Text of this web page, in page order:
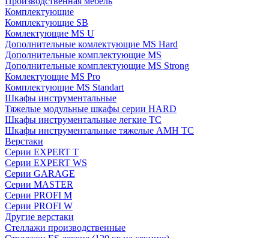
Комплектующие
Комплектующие SB
Комлектующие MS U
Дополнительные комлектующие MS Hard
Дополнительные комплектующие MS
Дополнительные комплектующие MS Strong
Комлектующие MS Pro
Комплектующие MS Standart
Шкафы инструментальные
Тяжелые модульные шкафы серии HARD
Шкафы инструментальные легкие ТС
Шкафы инструментальные тяжелые AMH TC
Верстаки
Серии EXPERT T
Серии EXPERT WS
Серии GARAGE
Серии MASTER
Серии PROFI M
Серии PROFI W
Другие верстаки
Стеллажи производственные